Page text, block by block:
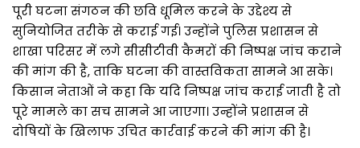
पूरी घटना संगठन की छवि धूमिल करने के उद्देश्य से
सुनियोजित तरीके से कराई गई। उन्होंने पुलिस प्रशासन से
शाखा परिसर में लगे सीसीटीवी कैमरों की निष्पक्ष जांच कराने
की मांग की है, ताकि घटना की वास्तविकता सामने आ सके।
किसान नेताओं ने कहा कि यदि निष्पक्ष जांच कराई जाती है तो
पूरे मामले का सच सामने आ जाएगा। उन्होंने प्रशासन से
दोषियों के खिलाफ उचित कार्रवाई करने की मांग की है।